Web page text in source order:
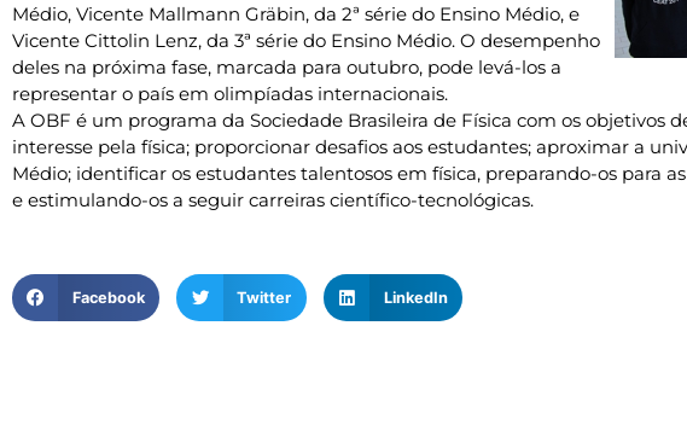
Médio, Vicente Mallmann Gräbin, da 2ª série do Ensino Médio, e
Vicente Cittolin Lenz, da 3ª série do Ensino Médio. O desempenho
deles na próxima fase, marcada para outubro, pode levá-los a
representar o país em olimpíadas internacionais.
A OBF é um programa da Sociedade Brasileira de Física com os objetivos
interesse pela física; proporcionar desafios aos estudantes; aproximar a
Médio; identificar os estudantes talentosos em física, preparando-os para
e estimulando-os a seguir carreiras científico-tecnológicas.
Facebook Twitter LinkedIn